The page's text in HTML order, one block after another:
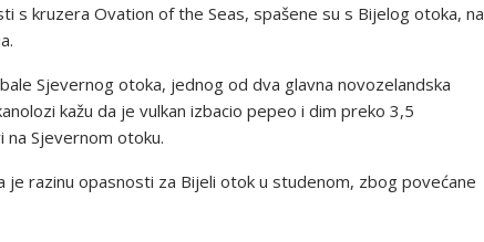
kruzera Ovation of the Seas, spašene su s Bijelog otoka, na
Sjevernog otoka, jednog od dva glavna novozelandska
kažu da je vulkan izbacio pepeo i dim preko 3,5
na Sjevernom otoku.
razinu opasnosti za Bijeli otok u studenom, zbog povećane